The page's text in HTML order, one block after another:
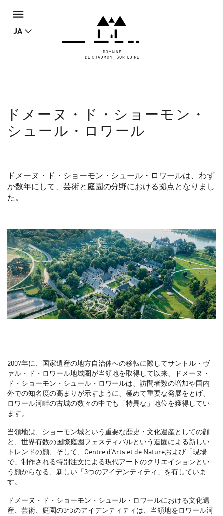
JA
ドメーヌ・ド・ショーモン・
シュール・ロワール
ドメーヌ・ド・ショーモン・シュール・ロワールは、わず
か数年にして、芸術と庭園の分野における拠点となりまし
た。
2007年に、国家遺産の地方自治体への移転に際してサントル・ヴ
ァル・ド・ロワール地域圏が当領地を取得して以来、ドメーヌ・
ド・ショーモン・シュール・ロワールは、訪問者数の増加や国内
外での知名度の高まりが示すように、極めて重要な発展をとげ、
ロワール河畔の古城の数々の中でも「特異な」地位を獲得してい
ます。
当領地は、ショーモン城という重要な歴史・文化遺産としての顔
と、世界有数の国際庭園フェスティバルという造園による新しい
トレンドの顔、そして、Centre d’Arts et de Natureおよび「現場
で」制作される特別注文による現代アートのクリエイションとい
う顔からなる、新しい「3つのアイデンティティ」を有していま
す。
ドメーヌ・ド・ショーモン・シュール・ロワールにおける文化遺
産、芸術、庭園の3つのアイデンティティは、当領地をロワール河